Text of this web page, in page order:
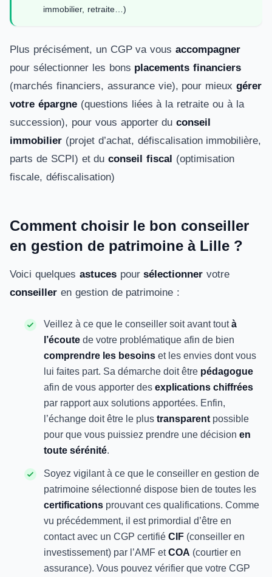
immobilier, retraite…)
Plus précisément, un CGP va vousaccompagner
pour sélectionner les bons placements financiers
(marchés financiers, assurance vie), pour mieuxgérer
votre épargne(questions liées à la retraite ou à la
succession), pour vous apporter duconseil
immobilier (projet d’achat, défiscalisation immobilière,
parts de SCPI) et duconseil fiscal (optimisation
fiscale, défiscalisation)
Comment choisir le bon conseiller
en gestion de patrimoine à Lille ?
Voici quelques astucespoursélectionner votre
conseiller en gestion de patrimoine :
Veillez à ce que le conseiller soit avant toutà
l’écoute de votre problématique afin de bien
comprendre les besoins et les envies dont vous
lui faites part. Sa démarche doit être pédagogue
afin de vous apporter des explications chiffrées
par rapport aux solutions apportées. Enfin,
l’échange doit être le plus transparent possible
pour que vous puissiez prendre une décision en
toute sérénité.
Soyez vigilant à ce que le conseiller en gestion de
patrimoine sélectionné dispose bien de toutes les
certifications prouvant ces qualifications. Comme
vu précédemment, il est primordial d’être en
contact avec un CGP certifié CIF (conseiller en
investissement) par l’AMF etCOA (courtier en
assurance). Vous pouvez vérifier que votre CGP